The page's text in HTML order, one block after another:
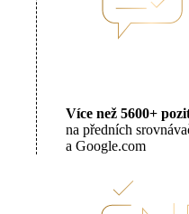
Více než 5600+
na předních
a Google.com